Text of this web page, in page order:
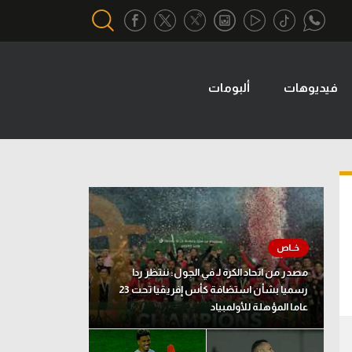
تحقيق في الجول
تقرير في الجول
تحليل في الجول
حكايات في الجول
كويز في الجول
فيديو في الجول
فيديوهات ألبومات
مصدر من اتحاد الكرة لـ في الجول: ننتظر ردا
رسميا بشأن استضافة كأس إفريقيا تحت 23
عاما المؤهلة للأولمبياد